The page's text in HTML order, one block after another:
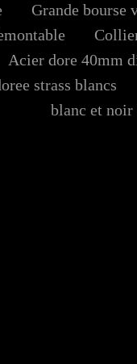
Grande bourse
Acier dore 40mm
strass blancs
blanc et noir